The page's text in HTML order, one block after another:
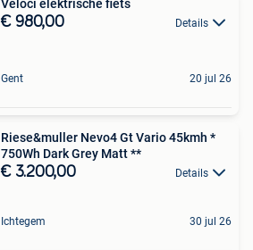
Veloci elektrische fiets
€ 980,00 Details
Gent 20 jul 26
Riese&muller Nevo4 Gt Vario 45kmh *
750Wh Dark Grey Matt **
€ 3.200,00 Details
Ichtegem 30 jul 26